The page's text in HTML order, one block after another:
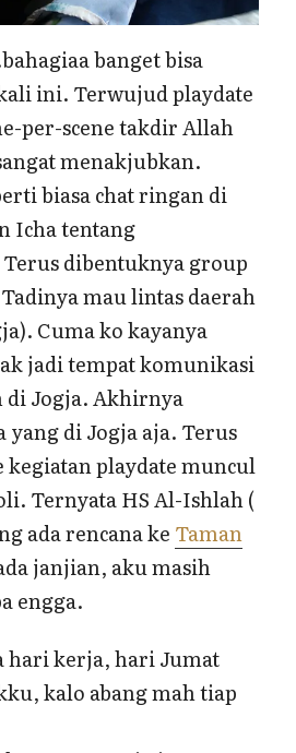
banget bisa
ini. Terwujud playdate
per-scene takdir Allah
menakjubkan.
biasa chat ringan di
Icha tentang
dibentuknya group
mau lintas daerah
Cuma ko kayanya
jadi tempat komunikasi
di Jogja. Akhirnya
yang di Jogja aja. Terus
kegiatan playdate muncul
Ternyata HS Al-Ishlah (
ada rencana ke Taman
janjian, aku masih
engga.
hari kerja, hari Jumat
kalo abang mah tiap